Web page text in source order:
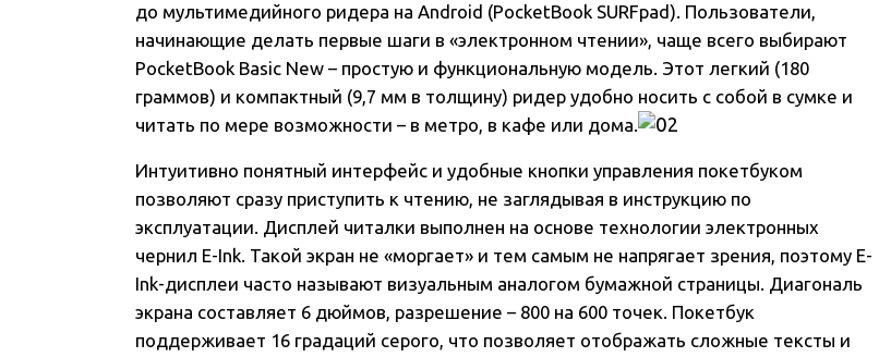
до мультимедийного ридера на Android (PocketBook SURFpad). Пользователи,
начинающие делать первые шаги в «электронном чтении», чаще всего выбирают
PocketBook Basic New – простую и функциональную модель. Этот легкий (180
граммов) и компактный (9,7 мм в толщину) ридер удобно носить с собой в сумке и
читать по мере возможности – в метро, в кафе или дома.
Интуитивно понятный интерфейс и удобные кнопки управления покетбуком
позволяют сразу приступить к чтению, не заглядывая в инструкцию по
эксплуатации. Дисплей читалки выполнен на основе технологии электронных
чернил Е-Ink. Такой экран не «моргает» и тем самым не напрягает зрения, поэтому Е-
Ink-дисплеи часто называют визуальным аналогом бумажной страницы. Диагональ
экрана составляет 6 дюймов, разрешение – 800 на 600 точек. Покетбук
поддерживает 16 градаций серого, что позволяет отображать сложные тексты и